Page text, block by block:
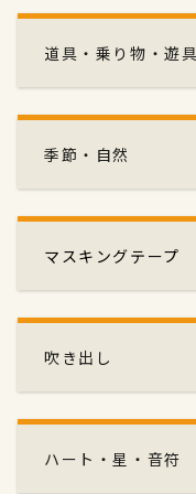
道具・乗り物・遊具
季節・自然
マスキングテープ
吹き出し
ハート・星・音符